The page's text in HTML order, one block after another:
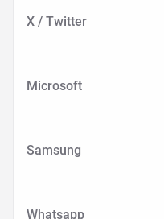
X / Twitter
Microsoft
Samsung
Whatsapp